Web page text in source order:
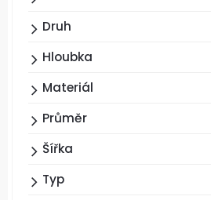
Druh
Hloubka
Materiál
Průměr
Šířka
Typ